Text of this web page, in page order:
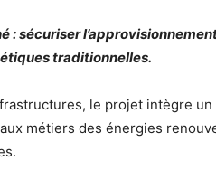
: sécuriser
traditionnelles.
le projet intègre
métiers des énergies